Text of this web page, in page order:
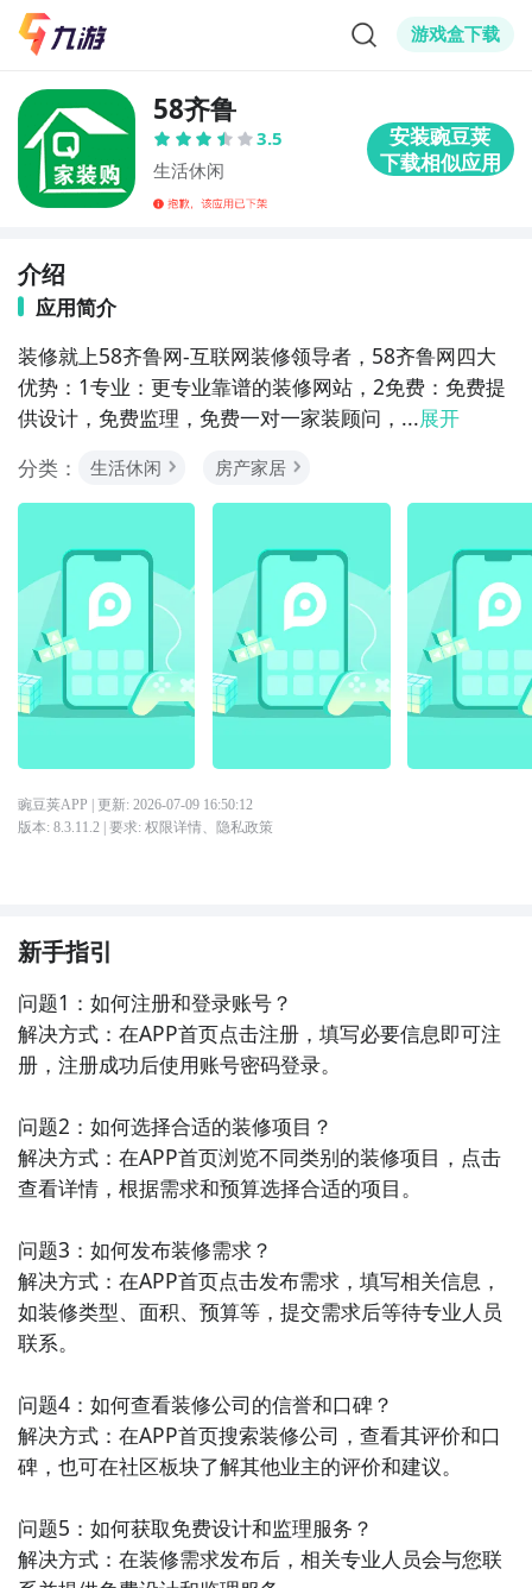
游戏盒下载
58齐鲁
3.5
生活休闲
介绍
应用简介
装修就上58齐鲁网-互联网装修领导者，58齐鲁网四大
优势：1专业：更专业靠谱的装修网站，2免费：免费提
供设计，免费监理，免费一对一家装顾问，...展开
分类：
生活休闲 房产家居
豌豆荚APP | 更新: 2026-07-09 16:50:12
版本: 8.3.11.2| 要求: 权限详情、 隐私政策
新手指引
问题1：如何注册和登录账号？
解决方式：在APP首页点击注册，填写必要信息即可注
册，注册成功后使用账号密码登录。
问题2：如何选择合适的装修项目？
解决方式：在APP首页浏览不同类别的装修项目，点击
查看详情，根据需求和预算选择合适的项目。
问题3：如何发布装修需求？
解决方式：在APP首页点击发布需求，填写相关信息，
如装修类型、面积、预算等，提交需求后等待专业人员
联系。
问题4：如何查看装修公司的信誉和口碑？
解决方式：在APP首页搜索装修公司，查看其评价和口
碑，也可在社区板块了解其他业主的评价和建议。
问题5：如何获取免费设计和监理服务？
解决方式：在装修需求发布后，相关专业人员会与您联